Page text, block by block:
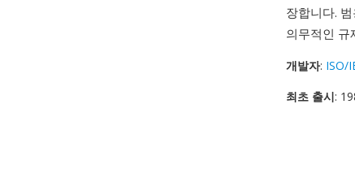
장합니다.
의무적인 규
개발자: ISO/
최초 출시: